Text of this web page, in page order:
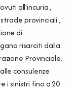
all’incuria ,
provinciali ,
di
risarciti dalla
Provinciale.
consulenze
i sinistri fino a 20